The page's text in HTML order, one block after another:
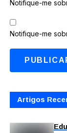
Notifique-me
Notifique-me
Artigos